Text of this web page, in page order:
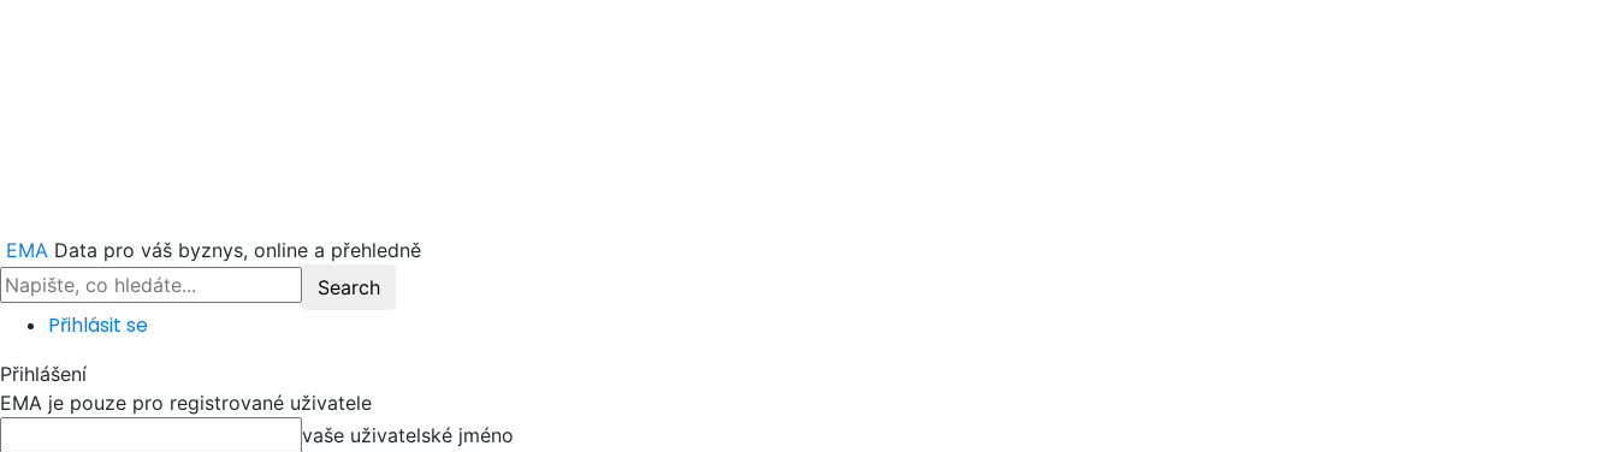
EMA Data pro váš byznys, online a přehledně
Přihlásit se
Přihlášení
EMA je pouze pro registrované uživatele
vaše uživatelské jméno